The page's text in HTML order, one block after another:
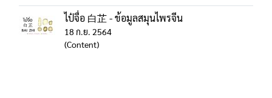
ไป๋จื่อ 白芷 - ข้อมูลสมุนไพรจีน
18 ก.ย. 2564
(Content)